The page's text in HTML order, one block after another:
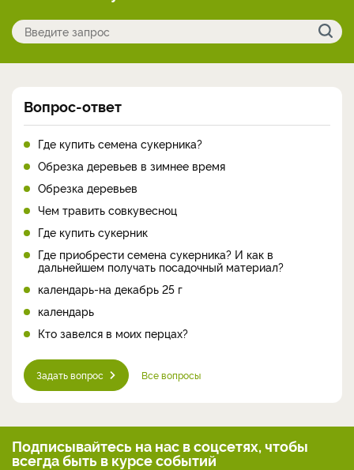
Вопрос-ответ
Где купить семена сукерника?
Обрезка деревьев в зимнее время
Обрезка деревьев
Чем травить совкувесноц
Где купить сукерник
Где приобрести семена сукерника? И как в
дальнейшем получать посадочный материал?
календарь-на декабрь 25 г
календарь
Кто завелся в моих перцах?
Задать вопрос Все вопросы
Подписывайтесь на нас в соцсетях, чтобы
всегдабыть в курсе событий